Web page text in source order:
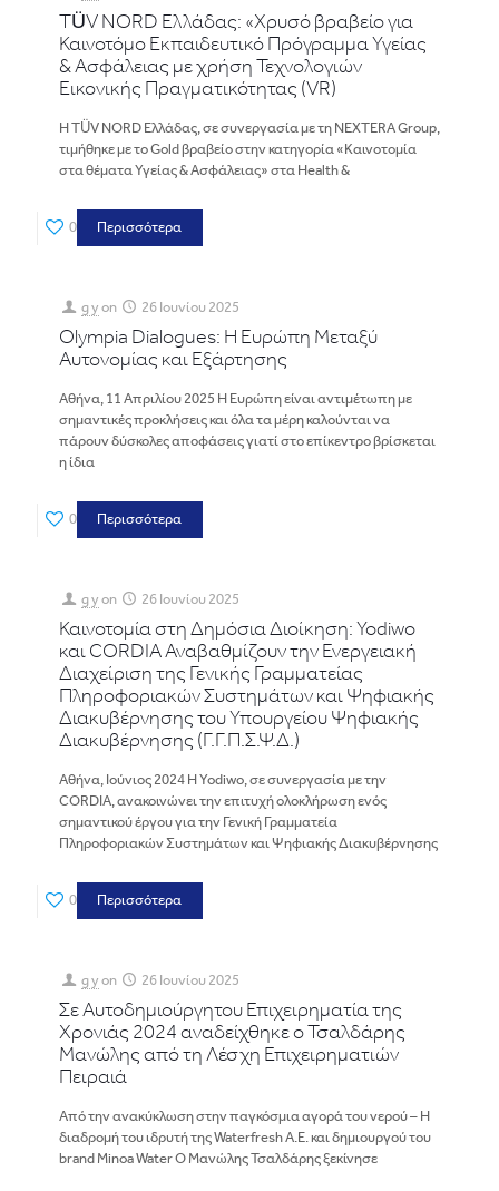
TÜV NORD Ελλάδας: «Χρυσό βραβείο για
Καινοτόμο Εκπαιδευτικό Πρόγραμμα Υγείας
& Ασφάλειας με χρήση Τεχνολογιών
Εικονικής Πραγματικότητας (VR)
Η TÜV NORD Ελλάδας, σε συνεργασία με τη NEXTERA Group,
τιμήθηκε με το Gold βραβείο στην κατηγορία «Καινοτομία
στα θέματα Υγείας & Ασφάλειας» στα Health &
0 Περισσότερα
g y on 26 Ιουνίου 2025
Olympia Dialogues: Η Ευρώπη Μεταξύ
Αυτονομίας και Εξάρτησης
Αθήνα, 11 Απριλίου 2025 Η Ευρώπη είναι αντιμέτωπη με
σημαντικές προκλήσεις και όλα τα μέρη καλούνται να
πάρουν δύσκολες αποφάσεις γιατί στο επίκεντρο βρίσκεται
η ίδια
0 Περισσότερα
g y on 26 Ιουνίου 2025
Καινοτομία στη Δημόσια Διοίκηση: Yodiwo
και CORDIA Αναβαθμίζουν την Ενεργειακή
Διαχείριση της Γενικής Γραμματείας
Πληροφοριακών Συστημάτων και Ψηφιακής
Διακυβέρνησης του Υπουργείου Ψηφιακής
Διακυβέρνησης (Γ.Γ.Π.Σ.Ψ.Δ.)
Αθήνα, Ιούνιος 2024 Η Yodiwo, σε συνεργασία με την
CORDIA, ανακοινώνει την επιτυχή ολοκλήρωση ενός
σημαντικού έργου για την Γενική Γραμματεία
Πληροφοριακών Συστημάτων και Ψηφιακής Διακυβέρνησης
0 Περισσότερα
g y on 26 Ιουνίου 2025
Σε Αυτοδημιούργητου Επιχειρηματία της
Χρονιάς 2024 αναδείχθηκε ο Τσαλδάρης
Μανώλης από τη Λέσχη Επιχειρηματιών
Πειραιά
Από την ανακύκλωση στην παγκόσμια αγορά του νερού – Η
διαδρομή του ιδρυτή της Waterfresh A.E. και δημιουργού του
brand Minoa Water Ο Μανώλης Τσαλδάρης ξεκίνησε